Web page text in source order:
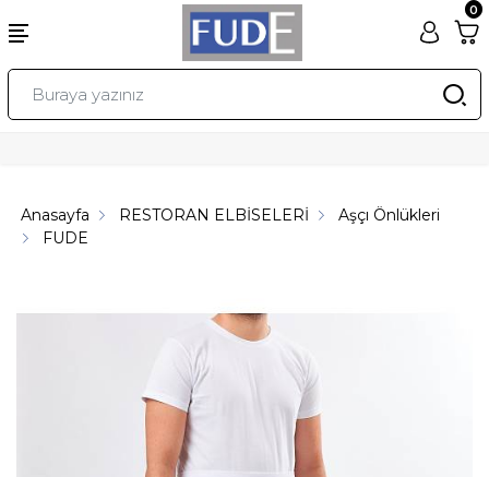
0
Anasayfa RESTORAN ELBİSELERİ
Aşçı Önlükleri
FUDE